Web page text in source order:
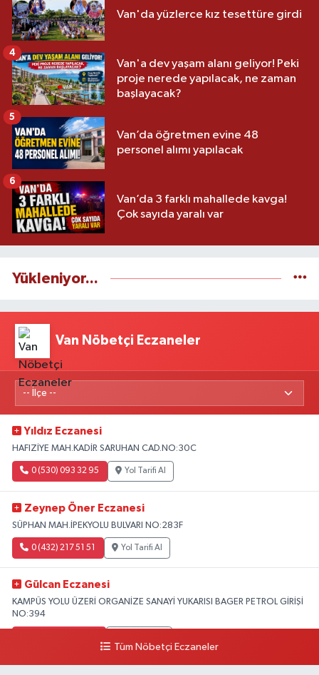
Van'da yüzlerce kız tesettüre girdi
Van'a dev yaşam alanı geliyor! Peki
proje nerede yapılacak, ne zaman
başlayacak?
4
Van’da öğretmen evine 48
personel alımı yapılacak
5
Van’da 3 farklı mahallede kavga!
Çok sayıda yaralı var
6
Yükleniyor...
Van Nöbetçi Eczaneler
Yıldız Eczanesi
HAFIZİYE MAH.KADİR SARUHAN CAD.NO:30C
0 (530) 093 32 95 Yol Tarifi Al
Zeynep Öner Eczanesi
SÜPHAN MAH.İPEKYOLU BULVARI NO:283F
0 (432) 217 51 51 Yol Tarifi Al
Gülcan Eczanesi
KAMPÜS YOLU ÜZERİ ORGANİZE SANAYİ YUKARISI BAGER PETROL GİRİŞİ
NO:394
Tüm Nöbetçi Eczaneler